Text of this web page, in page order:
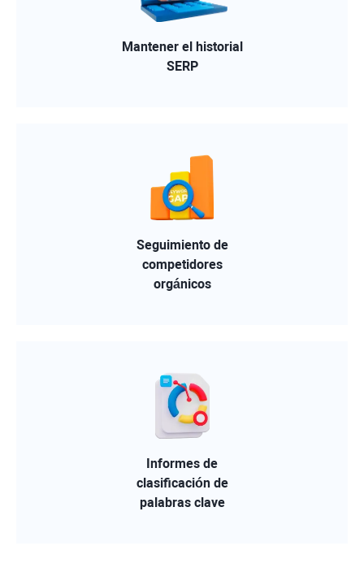
Mantener el historial
SERP
Seguimiento de
competidores
orgánicos
Informes de
clasificación de
palabras clave